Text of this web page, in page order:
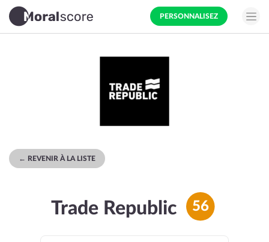
PERSONNALISEZ
← REVENIR À LA LISTE
Trade Republic 56